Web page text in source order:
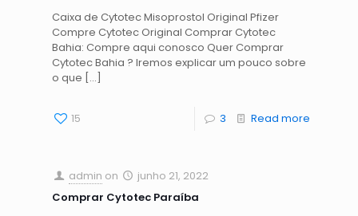
Caixa de Cytotec Misoprostol Original Pfizer
Compre Cytotec Original Comprar Cytotec
Bahia: Compre aqui conosco Quer Comprar
Cytotec Bahia ? Iremos explicar um pouco sobre
o que […]
15 3 Read more
admin on
junho 21, 2022
Comprar Cytotec Paraíba